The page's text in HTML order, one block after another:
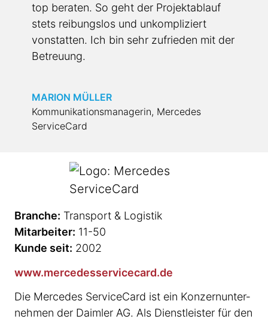
top beraten. So geht der Projek­ta­blauf
stets reibungslos und unkom­pli­ziert
vonstatten. Ich bin sehr zufrieden mit der
Betreuung.
MARION MÜLLER
Kommunikationsmanagerin, Mercedes
ServiceCard
Branche: Transport & Logistik
Mitarbeiter: 11-50
Kunde seit: 2002
www.mercedesservicecard.de
Die Mercedes ServiceCard ist ein Konzern­un­ter­
nehmen der Daimler AG. Als Dienst­leister für den
LinkedIn
Youtube